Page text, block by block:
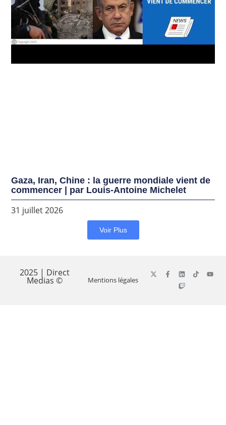
Gaza, Iran, Chine : la guerre mondiale vient de
commencer | par Louis-Antoine Michelet
31 juillet 2026
Voir Plus
2025 | Direct
Medias © Mentions légales